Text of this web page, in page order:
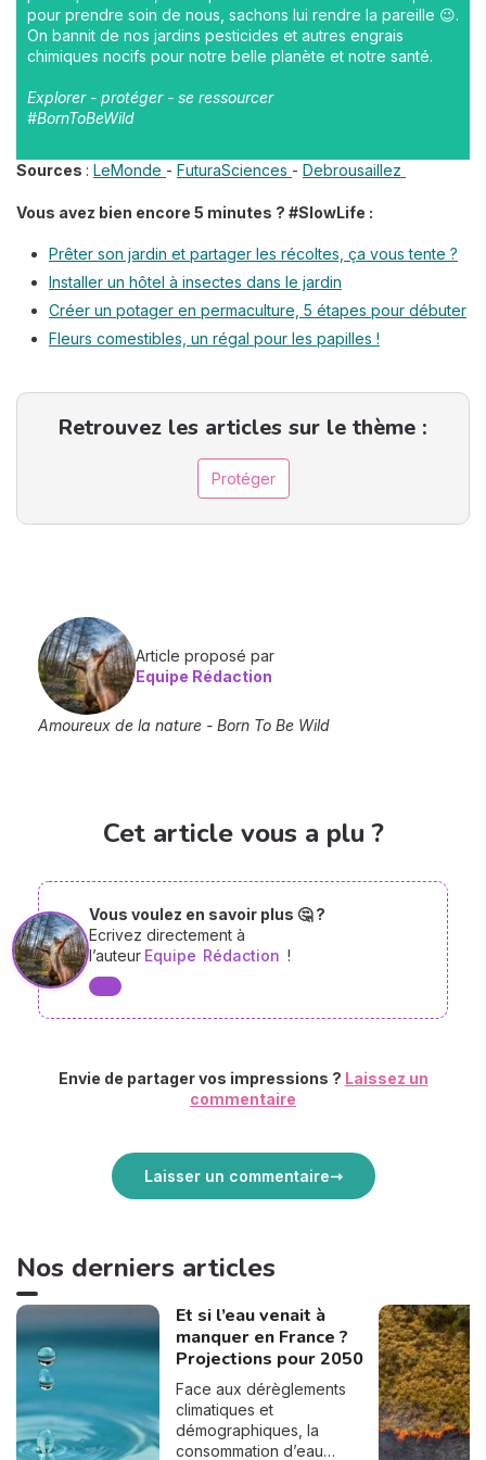
pour prendre soin de nous, sachons lui rendre la pareille 😉.
On bannit de nos jardins pesticides et autres engrais
chimiques nocifs pour notre belle planète et notre santé.
Explorer - protéger - se ressourcer
#BornToBeWild
Sources : LeMonde - FuturaSciences - Debrousaillez
Vous avez bien encore 5 minutes ? #SlowLife :
Prêter son jardin et partager les récoltes, ça vous tente ?
Installer un hôtel à insectes dans le jardin
Créer un potager en permaculture, 5 étapes pour débuter
Fleurs comestibles, un régal pour les papilles !
Retrouvez les articles sur le thème :
Protéger
Article proposé par
Equipe Rédaction
Amoureux de la nature - Born To Be Wild
Cet article vous a plu ?
Vous voulez en savoir plus 🤔 ?
Ecrivez directement à
l’auteur Equipe Rédaction !
Envie de partager vos impressions ? Laissez un
commentaire
Laisser un commentaire
Nos derniers articles
Et si l’eau venait à
manquer en France ?
Projections pour 2050
Face aux dérèglements
climatiques et
démographiques, la
consommation d’eau